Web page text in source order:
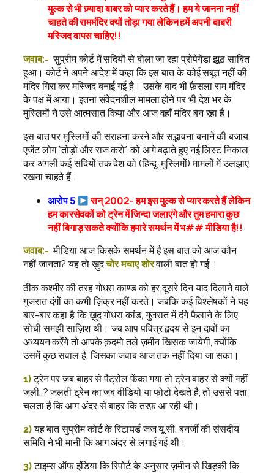
मुल्क से भी ज़्यादा बाबर को प्यार करते हैं। हम ये जानना नहीं
चाहते की राममंदिर क्यों तोड़ा गया लेकिन हमें अपनी बाबरी
मस्जिद वापस चाहिए!!
जवाब:- सुप्रीम कोर्ट में सदियों से बोला जा रहा प्रोपेगेंडा झूठ साबित
हुआ। कोर्ट ने अपने आदेश में कहा कि इस बात के कोई सबूत नहीं की
मंदिर गिरा कर मस्जिद बनाई गई है। उसके बाद भी फ़ैसला राम मंदिर
के पक्ष में आया। इतना संवेदनशील मामला होने पर भी देश भर के
मुस्लिमों ने उसे आत्मसात किया और आज वहाँ मंदिर बन रहा है।
इस बात पर मुस्लिमों की सराहना करने और सद्भावना बनाने की बजाय
एजेंट लोग *तोड़ो और राज करो* को आगे बढ़ाते हुए नई लिस्ट निकाल
कर अगली कई सदियों तक देश को (हिन्दू-मुस्लिमों) मामलों में उलझाए
रखना चाहते हैं।
आरोप 5
सन् 2002- हम इस मुल्क से प्यार करते हैं लेकिन
हम कारसेवकों को ट्रेन में जिन्दा जलाएंगे और तुम हमारा कुछ
नहीं बिगाड़ सकते क्योंकि हमारे समर्थन में भ## मीडिया है!!
जवाब:- मीडिया आज किसके समर्थन में है इस बात को आज कौन
नहीं जानता? यह तो ख़ुदचोर मचाए शोर वाली बात हो गई ।
ठीक कश्मीर की तरह गोधरा काण्ड को हर दूसरे दिन याद दिलाने वाले
गुजरात दंगों का कभी ज़िक्र नहीं करते। जबकि कई विश्लेषकों ने यह
बार-बार कहा है कि ख़ुद गोधरा कांड, गुजरात में दंगे फैलाने के लिए
सोची समझी साज़िश थी। जब आप पवित्र हृदय से इन दावों का
अध्ययन करेंगे तो आपके क़दमो तले ज़मीन खिसक जायेगी, क्योंकि
उसमें कुछ सवाल है, जिसका जवाब आज तक नहीं दिया जा सका।
1)ट्रेन पर जब बाहर से पैट्रोल फेंका गया तो ट्रेन बाहर से क्यों नहीं
जली..? जलती ट्रेन का जब वीडियो या फोटो देखते है, तो उससे पता
चलता है कि आग अंदर से बाहर कि तरफ़ आ रही थी।
2)यह बात सुप्रीम कोर्ट के रिटायर्ड जज यू.सी. बनर्जी की संसदीय
समिति ने भी मानी कि आग अंदर से लगाई गई थी।
3)टाइम्स ऑफ इंडिया कि रिपोर्ट के अनुसार ज़मीन से खिड़की कि